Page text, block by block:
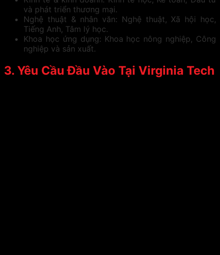
và phát triển thương mại.
Nghệ thuật & nhân văn: Nghệ thuật, Xã hội học,
Tiếng Anh, Tâm lý học.
Khoa học ứng dụng: Khoa học nông nghiệp, Công
nghiệp và sản xuất.
3. Yêu Cầu Đầu Vào Tại Virginia Tech